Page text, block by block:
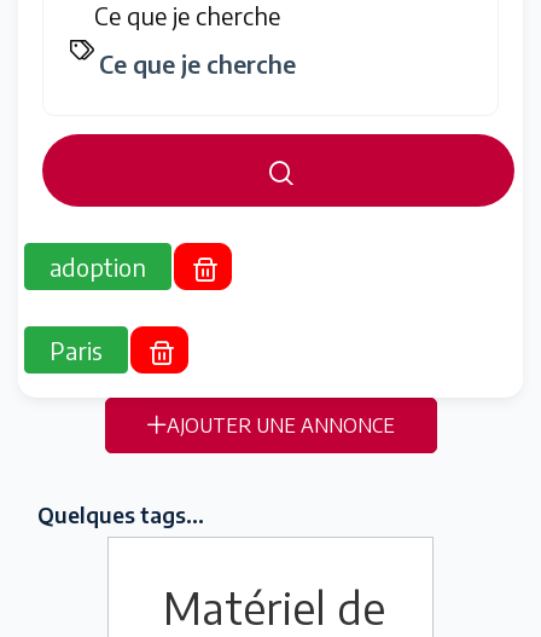
Ce que je cherche
adoption
Paris
AJOUTER UNE ANNONCE
Quelques tags...
Matériel de